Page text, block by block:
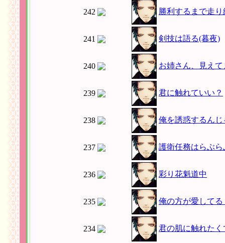
242 勝利するまで走
241 剣技は語る(暮夜)
240 お姉さん、見え
239 君に触れていい？
238 俺を誘惑するん
237 護衛任務はらぶ
236 彩り花魁道中
235 俺の方が愛してる
234 君の肌に触れたく